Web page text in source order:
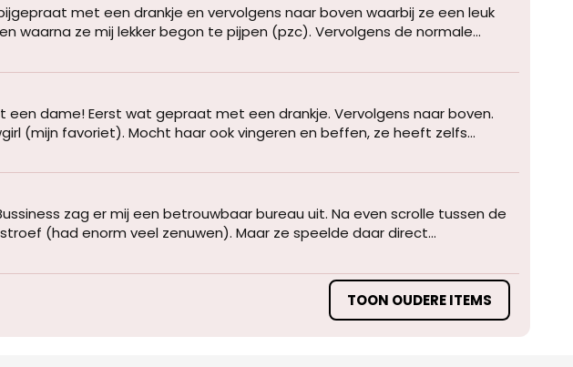
met een drankje en vervolgens naar boven waarbij ze een leuk
ze mij lekker begon te pijpen (pzc). Vervolgens de normale...
dame! Eerst wat gepraat met een drankje. Vervolgens naar boven.
(mijn favoriet). Mocht haar ook vingeren en beffen, ze heeft zelfs...
zag er mij een betrouwbaar bureau uit. Na even scrolle tussen de
(had enorm veel zenuwen). Maar ze speelde daar direct...
TOON OUDERE ITEMS